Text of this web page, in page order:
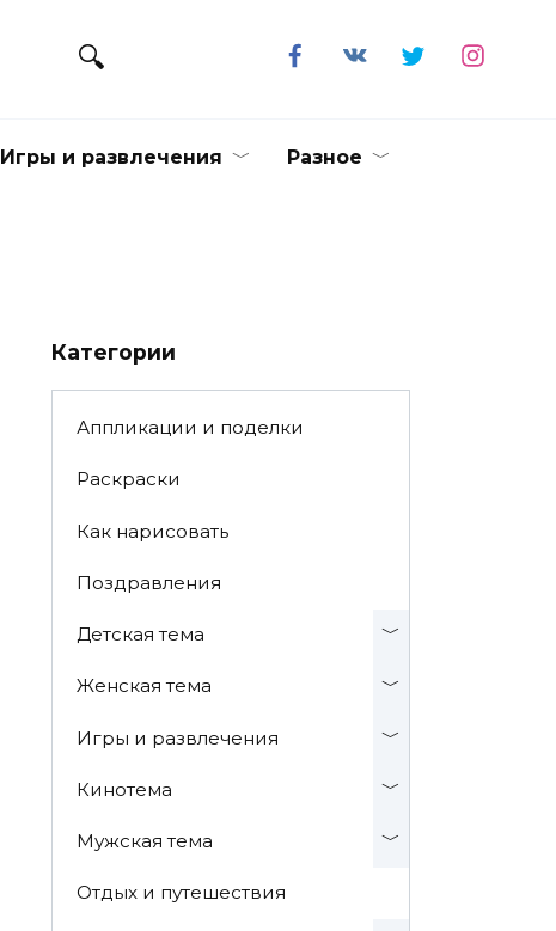
Игры и развлечения Разное
Категории
Аппликации и поделки
Раскраски
Как нарисовать
Поздравления
Детская тема
Женская тема
Игры и развлечения
Кинотема
Мужская тема
Отдых и путешествия